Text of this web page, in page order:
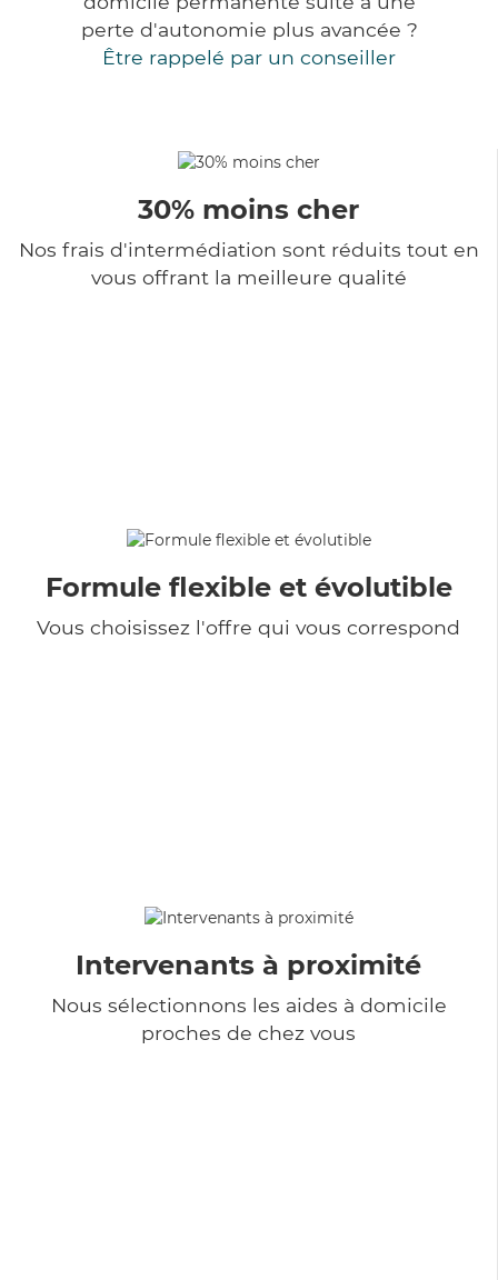
perte d'autonomie plus avancée ?
Être rappelé par un conseiller
30% moins cher
Nos frais d'intermédiation sont réduits tout en
vous offrant la meilleure qualité
Formule flexible et évolutible
Vous choisissez l'offre qui vous correspond
Intervenants à proximité
Nous sélectionnons les aides à domicile
proches de chez vous